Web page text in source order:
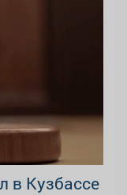
в Кузбассе